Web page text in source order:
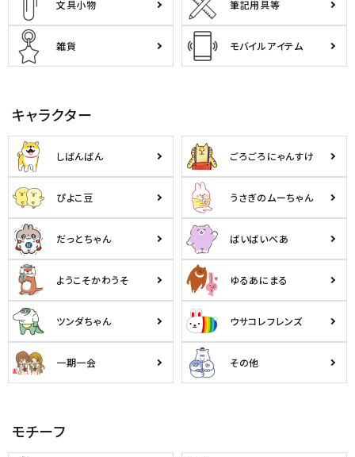
文具小物 筆記用具等
雑貨 モバイルアイテム
キャラクター
しばんばん ごろごろにゃんすけ
ぴよこ豆 うさぎのムーちゃん
だっとちゃん ばいばいべあ
ようこそかわうそ ゆるあにまる
ツンダちゃん ウサコレフレンズ
一期一会 その他
モチーフ